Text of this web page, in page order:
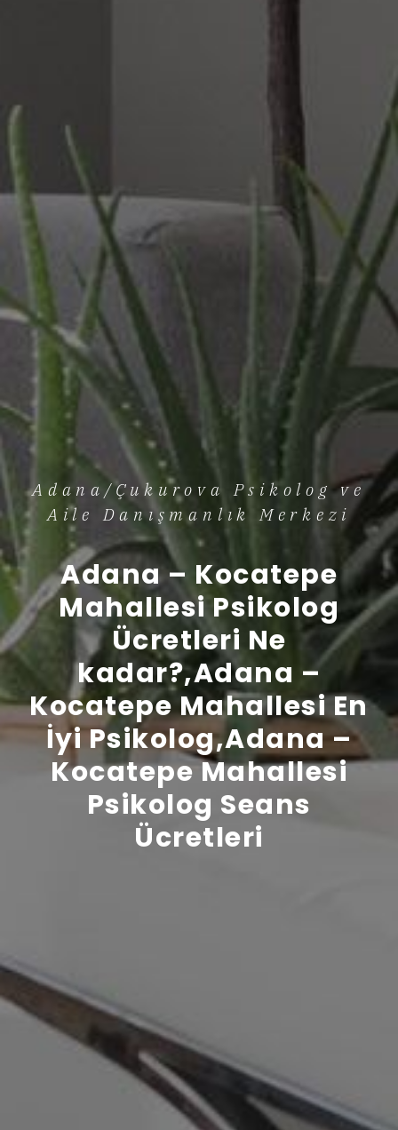
Adana/Çukurova Psikolog ve
Aile Danışmanlık Merkezi
Adana – Kocatepe
Mahallesi Psikolog
Ücretleri Ne
kadar?,Adana –
Kocatepe Mahallesi En
İyi Psikolog,Adana –
Kocatepe Mahallesi
Psikolog Seans
Ücretleri